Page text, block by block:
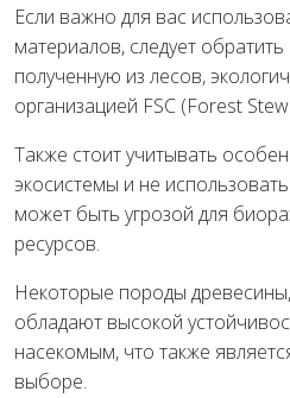
Если важно для вас
материалов, следует
полученную из лесов,
организацией FSC (Forest
Также стоит учитывать
экосистемы и не
может быть угрозой для
ресурсов.
Некоторые породы
обладают высокой
насекомым, что также
выборе.